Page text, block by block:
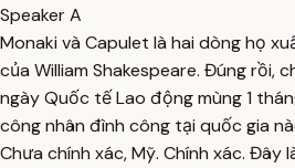
Speaker A
Monaki và Capulet là hai dòng họ
của William Shakespeare. Đúng rồi,
ngày Quốc tế Lao động mùng 1
công nhân đình công tại quốc gia
Chưa chính xác, Mỹ. Chính xác. Đây